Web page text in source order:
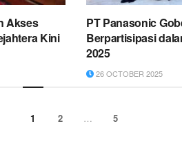
Akses
Kini
PT Panasonic
Berpartisipasi
2025
26 OCTOBER 2025
1 2 … 5